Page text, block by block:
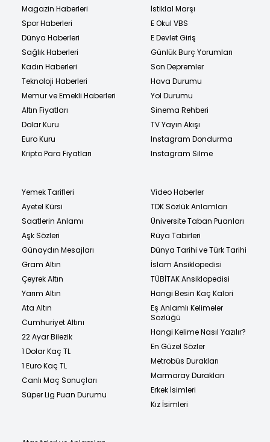
Magazin Haberleri
Spor Haberleri
Dünya Haberleri
Sağlık Haberleri
Kadın Haberleri
Teknoloji Haberleri
Memur ve Emekli Haberleri
Altın Fiyatları
Dolar Kuru
Euro Kuru
Kripto Para Fiyatları
İstiklal Marşı
E Okul VBS
E Devlet Giriş
Günlük Burç Yorumları
Son Depremler
Hava Durumu
Yol Durumu
Sinema Rehberi
TV Yayın Akışı
Instagram Dondurma
Instagram Silme
Yemek Tarifleri
Ayetel Kürsi
Saatlerin Anlamı
Aşk Sözleri
Günaydın Mesajları
Gram Altın
Çeyrek Altın
Yarım Altın
Ata Altın
Cumhuriyet Altını
22 Ayar Bilezik
1 Dolar Kaç TL
1 Euro Kaç TL
Canlı Maç Sonuçları
Süper Lig Puan Durumu
Video Haberler
TDK Sözlük Anlamları
Üniversite Taban Puanları
Rüya Tabirleri
Dünya Tarihi ve Türk Tarihi
İslam Ansiklopedisi
TÜBİTAK Ansiklopedisi
Hangi Besin Kaç Kalori
Eş Anlamlı Kelimeler
Sözlüğü
Hangi Kelime Nasıl Yazılır?
En Güzel Sözler
Metrobüs Durakları
Marmaray Durakları
Erkek İsimleri
Kız İsimleri